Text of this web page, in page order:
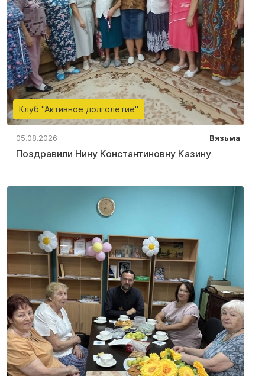
Клуб "Активное долголетие"
05.08.2026 Вязьма
Поздравили Нину Константиновну Казину